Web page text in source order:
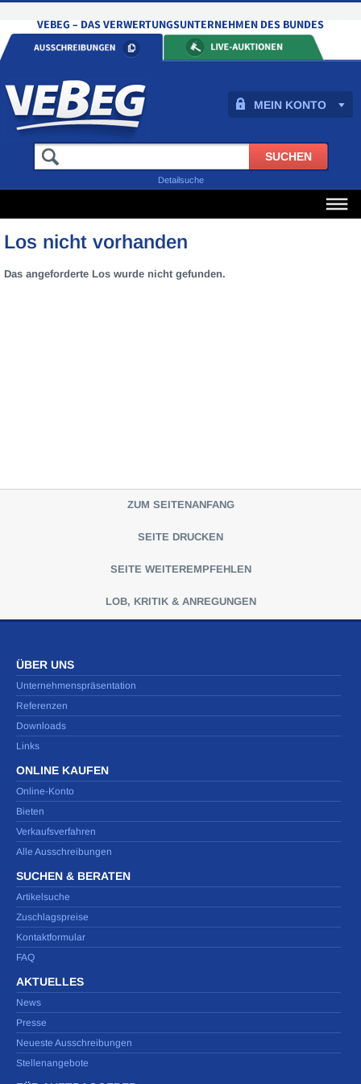
MEIN KONTO
Detailsuche
Los nicht vorhanden
Das angeforderte Los wurde nicht gefunden.
ZUM SEITENANFANG
SEITE DRUCKEN
SEITE WEITEREMPFEHLEN
LOB, KRITIK & ANREGUNGEN
ÜBER UNS
Unternehmenspräsentation
Referenzen
Downloads
Links
ONLINE KAUFEN
Online-Konto
Bieten
Verkaufsverfahren
Alle Ausschreibungen
SUCHEN & BERATEN
Artikelsuche
Zuschlagspreise
Kontaktformular
FAQ
AKTUELLES
News
Presse
Neueste Ausschreibungen
Stellenangebote